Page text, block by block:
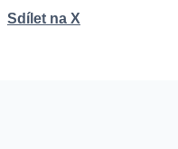
Sdílet na X